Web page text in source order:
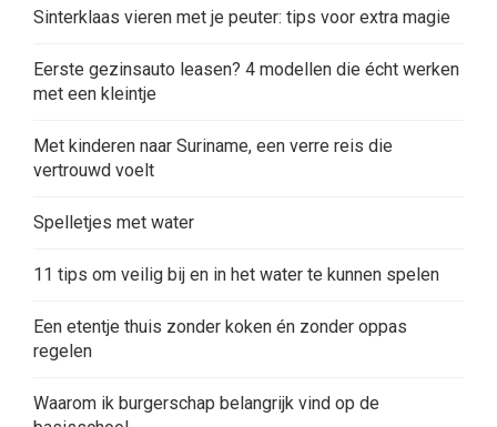
Sinterklaas vieren met je peuter: tips voor extra magie
Eerste gezinsauto leasen? 4 modellen die écht werken
met een kleintje
Met kinderen naar Suriname, een verre reis die
vertrouwd voelt
Spelletjes met water
11 tips om veilig bij en in het water te kunnen spelen
Een etentje thuis zonder koken én zonder oppas
regelen
Waarom ik burgerschap belangrijk vind op de